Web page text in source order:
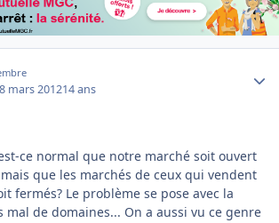
mars 201214 ans
ce normal que notre marché soit ouvert
que les marchés de ceux qui vendent
fermés? Le problème se pose avec la
mal de domaines... On a aussi vu ce genre